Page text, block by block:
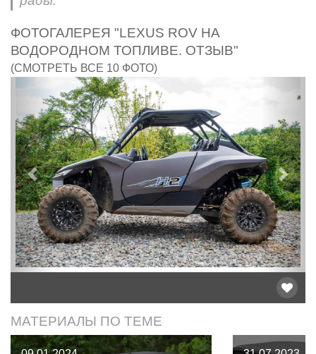
ФОТОГАЛЕРЕЯ "LEXUS ROV НА
ВОДОРОДНОМ ТОПЛИВЕ. ОТЗЫВ"
(СМОТРЕТЬ ВСЕ 10 ФОТО)
Предыдущий
МАТЕРИАЛЫ ПО ТЕМЕ